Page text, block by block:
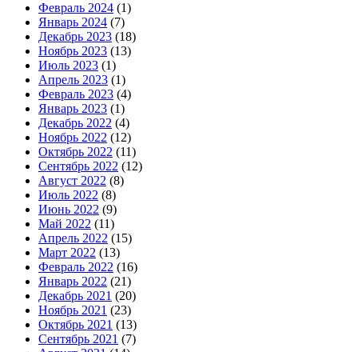
Февраль 2024 (1)
Январь 2024 (7)
Декабрь 2023 (18)
Ноябрь 2023 (13)
Июль 2023 (1)
Апрель 2023 (1)
Февраль 2023 (4)
Январь 2023 (1)
Декабрь 2022 (4)
Ноябрь 2022 (12)
Октябрь 2022 (11)
Сентябрь 2022 (12)
Август 2022 (8)
Июль 2022 (8)
Июнь 2022 (9)
Май 2022 (11)
Апрель 2022 (15)
Март 2022 (13)
Февраль 2022 (16)
Январь 2022 (21)
Декабрь 2021 (20)
Ноябрь 2021 (23)
Октябрь 2021 (13)
Сентябрь 2021 (7)